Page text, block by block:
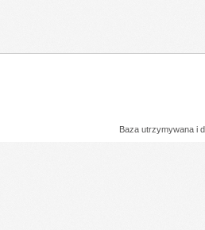
Baza utrzymywana i